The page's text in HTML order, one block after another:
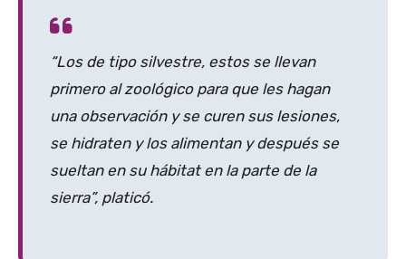
“Los de tipo silvestre, estos se llevan
primero al zoológico para que les hagan
una observación y se curen sus lesiones,
se hidraten y los alimentan y después se
sueltan en su hábitat en la parte de la
sierra”, platicó.